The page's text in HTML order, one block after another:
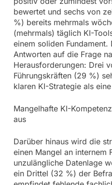
bewertet und sechs von
%) bereits mehrmals
(mehrmals) täglich KI-
einem soliden
Antworten auf die Frage
Herausforderungen: Drei
Führungskräften (29 %)
klaren KI-Strategie als
Mangelhafte KI-
aus
Darüber hinaus wird die
einen Mangel an internem
unzulängliche Datenlage
ein Drittel (32 %) der